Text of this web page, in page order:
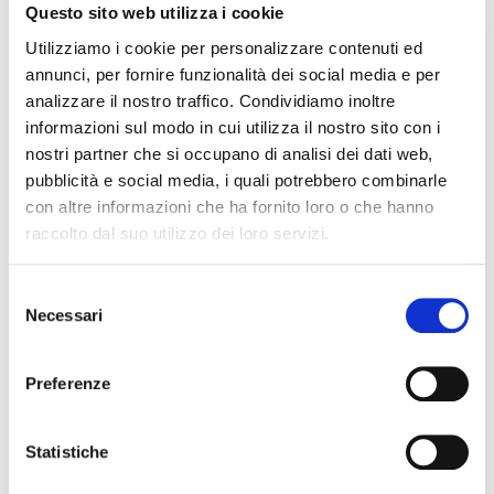
Questo sito web utilizza i cookie
Utilizziamo i cookie per personalizzare contenuti ed
annunci, per fornire funzionalità dei social media e per
analizzare il nostro traffico. Condividiamo inoltre
informazioni sul modo in cui utilizza il nostro sito con i
nostri partner che si occupano di analisi dei dati web,
pubblicità e social media, i quali potrebbero combinarle
con altre informazioni che ha fornito loro o che hanno
raccolto dal suo utilizzo dei loro servizi.
delNecessari
Preferenze
Statistiche